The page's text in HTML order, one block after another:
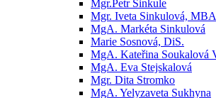
Mgr.Petr Sinkule
Mgr. Iveta Sinkulová,
MgA. Markéta Sinkulová
Marie Sosnová, DiS.
MgA. Kateřina Soukalová
MgA. Eva Stejskalová
Mgr. Dita Stromko
MgA. Yelyzaveta Sukhyna